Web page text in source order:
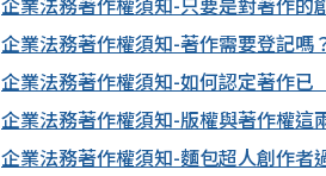
企業法務著作權須知-著作需要登記嗎
企業法務著作權須知-如何認定著作已
企業法務著作權須知-版權與著作權
企業法務著作權須知-麵包超人創作者